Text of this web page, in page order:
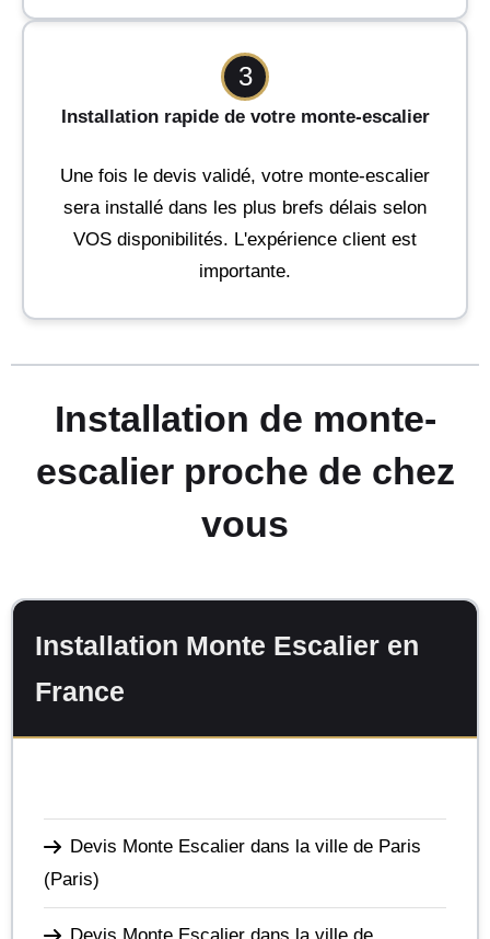
3
Installation rapide de votre monte-escalier
Une fois le devis validé, votre monte-escalier
sera installé dans les plus brefs délais selon
VOS disponibilités. L'expérience client est
importante.
Installation de monte-
escalier proche de chez
vous
Installation Monte Escalier en
France
Devis Monte Escalier dans la ville de Paris
(Paris)
Devis Monte Escalier dans la ville de